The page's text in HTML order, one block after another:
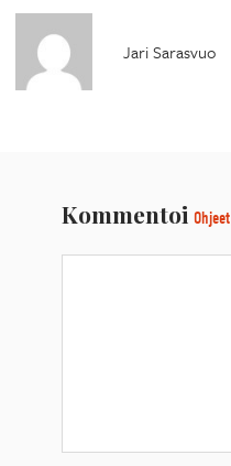
Jari Sarasvuo
Kommentoi Ohjeet